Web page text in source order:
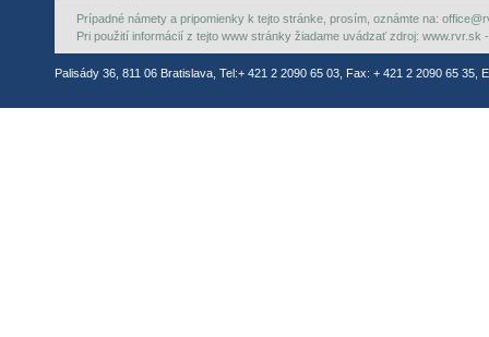
Prípadné námety a pripomienky k tejto stránke, prosím, oznámte na:
Pri použití informácií z tejto www stránky žiadame uvádzať zdroj: www.rvr.sk
Palisády 36, 811 06 Bratislava, Tel:+ 421 2 2090 65 03, Fax: + 421 2 2090 65 35,